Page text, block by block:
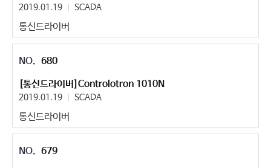
2019.01.19 SCADA
통신드라이버
680
[통신드라이버]Controlotron 1010N
2019.01.19 SCADA
통신드라이버
679